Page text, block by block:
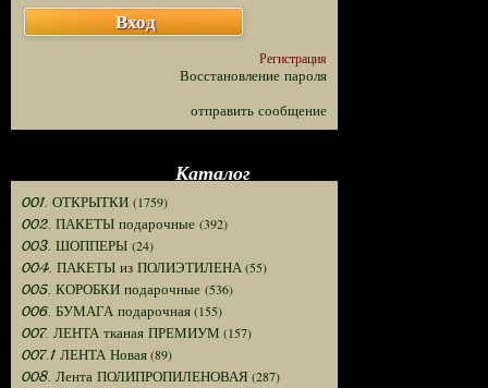
Вход
Регистрация
Восстановление пароля
отправить сообщение
Каталог
001. ОТКРЫТКИ (1759)
002. ПАКЕТЫ подарочные (392)
003. ШОППЕРЫ (24)
004. ПАКЕТЫ из ПОЛИЭТИЛЕНА(55)
005. КОРОБКИ подарочные (536)
006. БУМАГА подарочная(155)
007. ЛЕНТА тканая ПРЕМИУМ (157)
007.1 ЛЕНТА Новая(89)
008. Лента ПОЛИПРОПИЛЕНОВАЯ (287)